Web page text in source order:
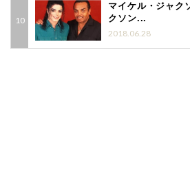
マイケル・ジャク
クソン...
2018.06.28